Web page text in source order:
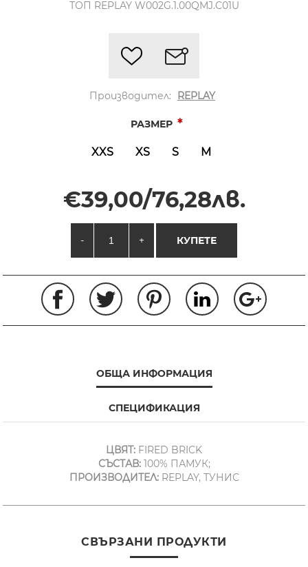
ТОП REPLAY W002G.1.00QMJ.C01U
Производител: REPLAY
РАЗМЕР *
XXS XS S M
€39,00/76,28лв.
- + КУПЕТЕ
ОБЩА ИНФОРМАЦИЯ
СПЕЦИФИКАЦИЯ
ЦВЯТ: FIRED BRICK
СЪСТАВ:100% ПАМУК;
ПРОИЗВОДИТЕЛ:REPLAY, ТУНИС
СВЪРЗАНИ ПРОДУКТИ